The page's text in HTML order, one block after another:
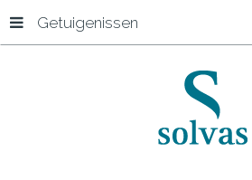
Getuigenissen